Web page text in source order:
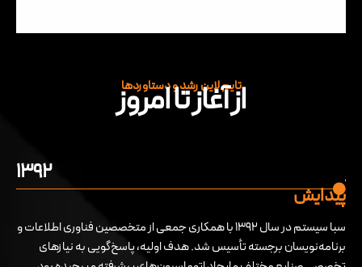
تایم لاین رشد و دستاوردها
از آغاز تا امروز
۱۳۹۲
پیدایش
سبا سیستم در سال ۱۳۹۲ با همکاری جمعی از متخصصین فناوری اطلاعات و
برنامه‌نویسان برجسته تأسیس شد. هدف اولیه، پاسخ‌گویی به نیازهای